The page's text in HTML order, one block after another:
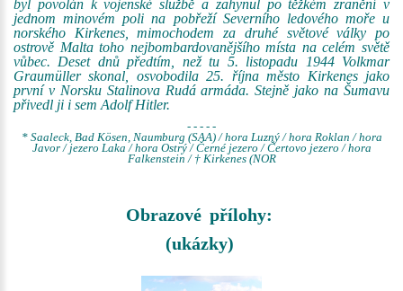
byl povolán k vojenské službě a zahynul po těžkém zranění v
jednom minovém poli na pobřeží Severního ledového moře u
norského Kirkenes, mimochodem za druhé světové války po
ostrově Malta toho nejbombardovanějšího místa na celém světě
vůbec. Deset dnů předtím, než tu 5. listopadu 1944 Volkmar
Graumüller skonal, osvobodila 25. října město Kirkenes jako
první v Norsku Stalinova Rudá armáda. Stejně jako na Šumavu
přivedl ji i sem Adolf Hitler.
- - - - -
* Saaleck, Bad Kösen, Naumburg (SAA) / hora Luzný / hora Roklan / hora
Javor / jezero Laka / hora Ostrý / Černé jezero / Čertovo jezero / hora
Falkenstein / † Kirkenes (NOR
Obrazové přílohy:
(ukázky)